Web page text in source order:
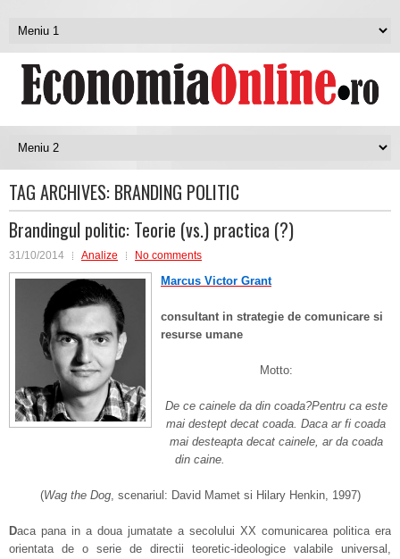
TAG ARCHIVES: BRANDING POLITIC
Brandingul politic: Teorie (vs.) practica (?)
31/10/2014 Analize No comments
Marcus Victor Grant
consultant in strategie de comunicare si
resurse umane
Motto:
De ce cainele da din coada?Pentru ca este
mai destept decat coada. Daca ar fi coada
mai desteapta decat cainele, ar da coada
din caine.
(Wag the Dog, scenariul: David Mamet si Hilary Henkin, 1997)
Daca pana in a doua jumatate a secolului XX comunicarea politica era
orientata de o serie de directii teoretic-ideologice valabile universal,